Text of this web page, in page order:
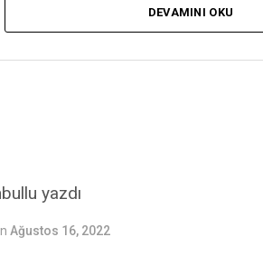
DEVAMINI OKU
yazdı
Ağustos 16, 2022